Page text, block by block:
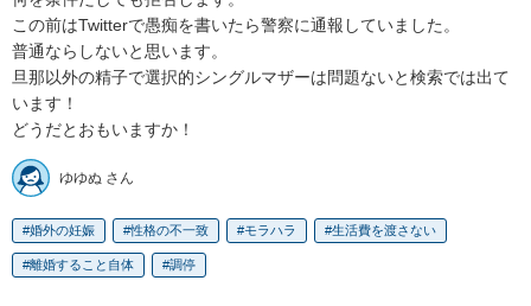
この前はTwitterで愚痴を書いたら警察に通報していました。
普通ならしないと思います。
旦那以外の精子で選択的シングルマザーは問題ないと検索では出て
います！
どうだとおもいますか！
ゆゆぬ さん
婚外の妊娠 性格の不一致 モラハラ 生活費を渡さない
離婚すること自体 調停